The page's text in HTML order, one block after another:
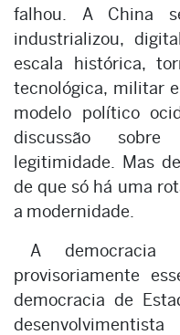
falhou. A China
industrializou,
escala histórica,
tecnológica, militar
modelo político
discussão
legitimidade. Mas
de que só há uma
a modernidade.
A democracia
provisoriamente
democracia de